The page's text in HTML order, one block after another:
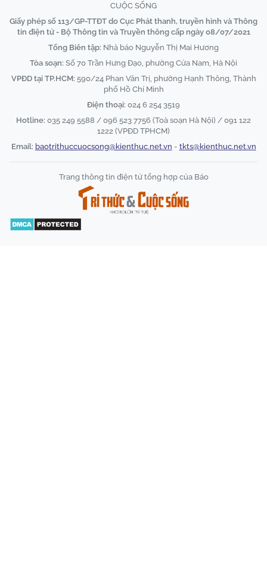
CUỘC SỐNG
Giấy phép số 113/GP-TTĐT do Cục Phát thanh, truyền hình và Thông
tin điện tử - Bộ Thông tin và Truyền thông cấp ngày 08/07/2021
Tổng Biên tập: Nhà báo Nguyễn Thị Mai Hương
Tòa soạn: Số 70 Trần Hưng Đạo, phường Cửa Nam, Hà Nội
VPĐD tại TP.HCM: 590/24 Phan Văn Trị, phường Hạnh Thông, Thành
phố Hồ Chí Minh
Điện thoại: 024 6 254 3519
Hotline: 035 249 5588 / 096 523 7756 (Toà soạn Hà Nội) / 091 122
1222 (VPĐD TPHCM)
Email: baotrithuccuocsong@kienthuc.net.vn - tkts@kienthuc.net.vn
Trang thông tin điện tử tổng hợp của Báo